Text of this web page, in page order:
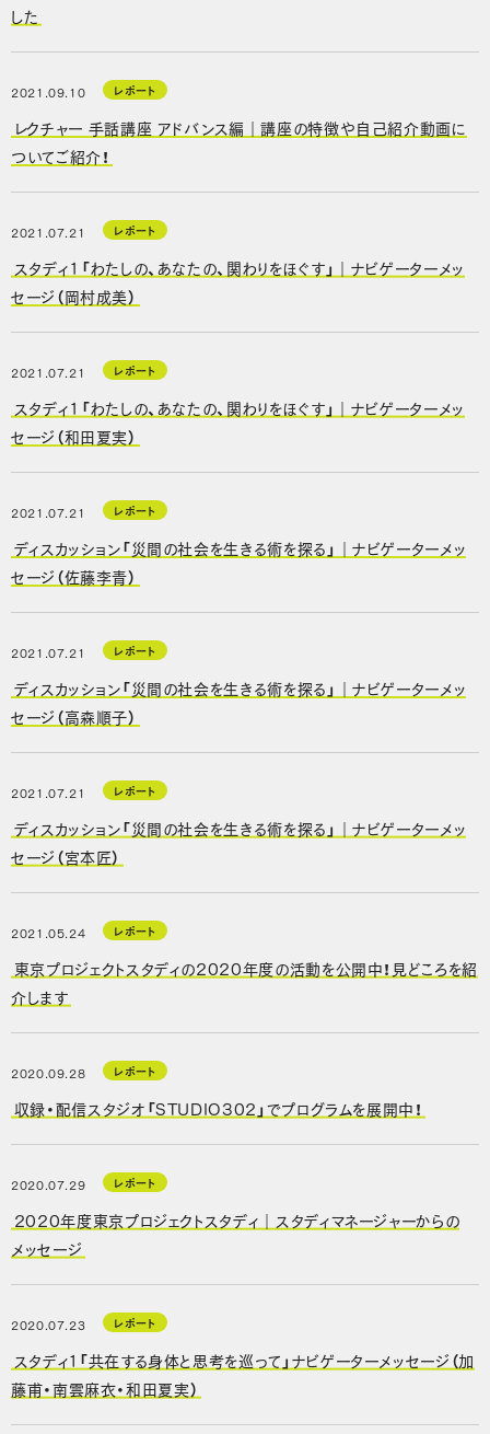
した
2021.09.10 レポート
レクチャー 手話講座 アドバンス編｜講座の特徴や自己紹介動画に
ついてご紹介！
2021.07.21 レポート
スタディ1「わたしの、あなたの、関わりをほぐす」｜ナビゲーターメッ
セージ（岡村成美）
2021.07.21 レポート
スタディ1「わたしの、あなたの、関わりをほぐす」｜ナビゲーターメッ
セージ（和田夏実）
2021.07.21 レポート
ディスカッション「災間の社会を生きる術を探る」｜ナビゲーターメッ
セージ（佐藤李青）
2021.07.21 レポート
ディスカッション「災間の社会を生きる術を探る」｜ナビゲーターメッ
セージ（高森順子）
2021.07.21 レポート
ディスカッション「災間の社会を生きる術を探る」｜ナビゲーターメッ
セージ（宮本匠）
2021.05.24 レポート
東京プロジェクトスタディの2020年度の活動を公開中！見どころを紹
介します
2020.09.28 レポート
収録・配信スタジオ「STUDIO302」でプログラムを展開中！
2020.07.29 レポート
2020年度東京プロジェクトスタディ｜スタディマネージャーからの
メッセージ
2020.07.23 レポート
スタディ１「共在する身体と思考を巡って」ナビゲーターメッセージ（加
藤甫・南雲麻衣・和田夏実）